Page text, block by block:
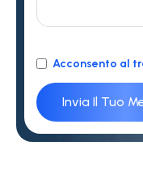
Acconsento al